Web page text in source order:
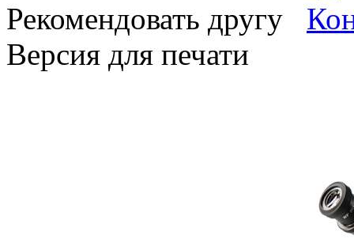
Рекомендовать другу
Версия для печати